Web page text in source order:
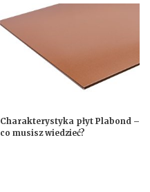
Charakterystyka płyt Plabond –
co musisz wiedzieć?